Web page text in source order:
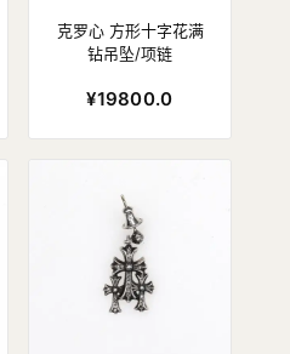
克罗心 方形十字花满
钻吊坠/项链
¥19800.0